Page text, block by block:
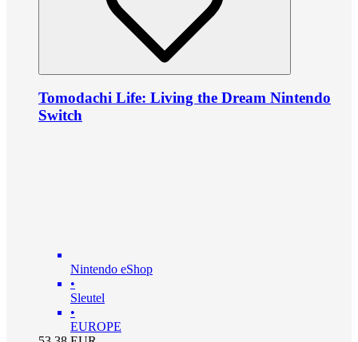
Tomodachi Life: Living the Dream Nintendo
Switch
Nintendo eShop
•
Sleutel
•
EUROPE